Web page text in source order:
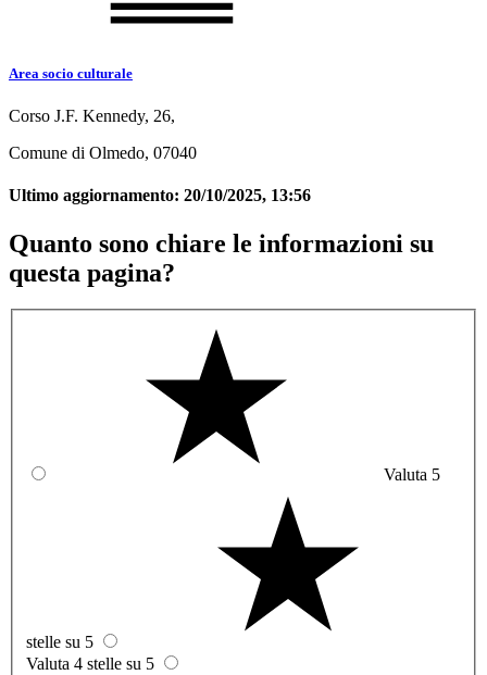
Area socio culturale
Corso J.F. Kennedy, 26,
Comune di Olmedo, 07040
Ultimo aggiornamento: 20/10/2025, 13:56
Quanto sono chiare le informazioni su
questa pagina?
Valuta 5
stelle su 5
Valuta 4 stelle su 5